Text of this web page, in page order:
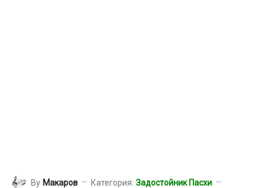
By Макаров Категория: Задостойник Пасхи